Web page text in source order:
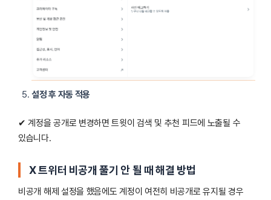
설정 후 자동 적용
✔ 계정을 공개로 변경하면 트윗이 검색 및 추천 피드에 노출될 수
있습니다.
X트위터 비공개 풀기 안 될 때 해결 방법
비공개 해제 설정을 했음에도 계정이 여전히 비공개로 유지될 경우